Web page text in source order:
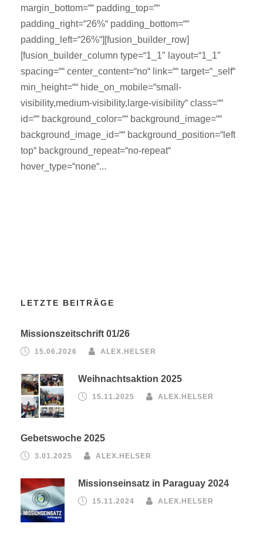
margin_bottom=““ padding_top=““
padding_right=“26%“ padding_bottom=““
padding_left=“26%“][fusion_builder_row]
[fusion_builder_column type=“1_1″ layout=“1_1″
spacing=““ center_content=“no“ link=““ target=“_self“
min_height=““ hide_on_mobile=“small-
visibility,medium-visibility,large-visibility“ class=““
id=““ background_color=““ background_image=““
background_image_id=““ background_position=“left
top“ background_repeat=“no-repeat“
hover_type=“none“...
LETZTE BEITRÄGE
Missionszeitschrift 01/26
15.06.2026 ALEX.HELSER
Weihnachtsaktion 2025
15.11.2025 ALEX.HELSER
Gebetswoche 2025
3.01.2025 ALEX.HELSER
Missionseinsatz in Paraguay 2024
15.11.2024 ALEX.HELSER